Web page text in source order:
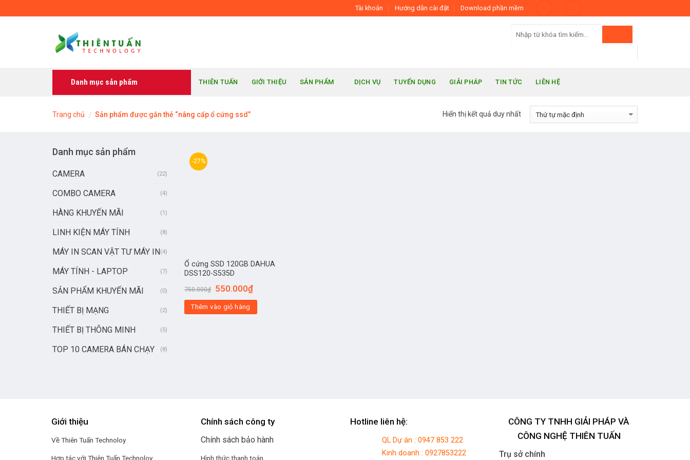
to
Tài khoản Hướng dẫn cài đặt Download phần mềm
Danh mục sản phẩm THIÊN TUẤN GIỚI THIỆU SẢN PHẨM DỊCH VỤ TUYỂN DỤNG GIẢI PHÁP TIN TỨC LIÊN HỆ
Trang chủ / Sản phẩm được gắn thẻ “nâng cấp ổ cứng ssd” Hiển thị kết quả duy nhất
Danh mục sản phẩm
CAMERA (22)
COMBO CAMERA (4)
HÀNG KHUYẾN MÃI (1)
LINH KIỆN MÁY TÍNH (8)
MÁY IN SCAN VẬT TƯ MÁY IN(4)
MÁY TÍNH - LAPTOP (7)
SẢN PHẨM KHUYẾN MÃI (0)
THIẾT BỊ MẠNG (2)
THIẾT BỊ THÔNG MINH (5)
TOP 10 CAMERA BÁN CHẠY (8)
-27%
Ổ cứng SSD 120GB DAHUA
DSS120-S535D
750.000₫ 550.000₫
Thêm vào giỏ hàng
Giới thiệu
Về Thiên Tuấn Technoloy
Hợp tác với Thiên Tuấn Technoloy
Chính sách công ty
Chính sách bảo hành
Hình thức thanh toán
Hotline liên hệ:
QL Dự án : 0947 853 222
Kinh doanh : 0927853222
CÔNG TY TNHH GIẢI PHÁP VÀ
CÔNG NGHỆ THIÊN TUẤN
Trụ sở chính